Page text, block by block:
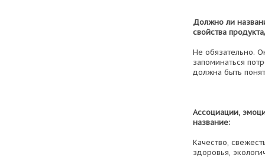
Должно ли
свойства
Не обязательно.
запоминаться
должна быть
Ассоциации,
название:
Качество,
здоровья,